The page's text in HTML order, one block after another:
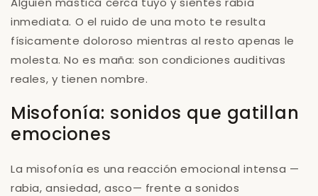
inmediata. O el ruido de una moto te resulta
físicamente doloroso mientras al resto apenas le
molesta. No es maña: son condiciones auditivas
reales, y tienen nombre.
Misofonía: sonidos que gatillan
emociones
La misofonía es una reacción emocional intensa —
rabia, ansiedad, asco— frente a sonidos